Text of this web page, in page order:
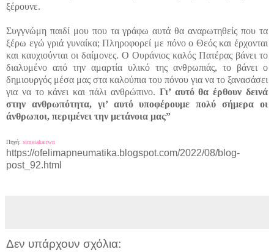
ξέρουνε.
Συγγνώμη παιδί μου που τα γράφω αυτά θα αναρωτηθείς που τα
ξέρω εγώ γριά γυναίκα; Πληροφορεί με πόνο ο Θεός και έρχονται
και καυχιούνται οι δαίμονες. Ο Ουράνιος καλός Πατέρας βάνει το
διαλυμένο από την αμαρτία υλικό της ανθρωπιάς, το βάνει ο
δημιουργός μέσα μας στα καλούπια του πόνου για να το ξανασάσει
για να το κάνει και πάλι ανθρώπινο. Γι’ αυτό θα έρθουν δεινά
στην ανθρωπότητα, γι’ αυτό υποφέρουμε πολύ σήμερα οι
άνθρωποι, περιμένει την μετάνοια μας”
Πηγή: simeiakairwn
https://ofelimapneumatika.blogspot.com/2022/08/blog-
post_92.html
Δεν υπάρχουν σχόλια: